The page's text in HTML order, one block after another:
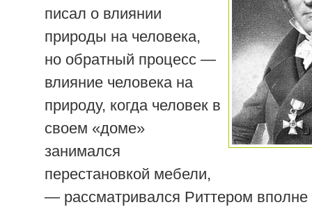
писал о влиянии
природы на человека,
но обратный процесс —
влияние человека на
природу, когда человек в
своем «доме»
занимался
перестановкой мебели,
— рассматривался Риттером вполне